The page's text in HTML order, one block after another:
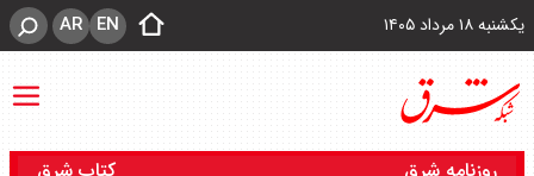
یکشنبه ۱۸ مرداد ۱۴۰۵ EN
AR